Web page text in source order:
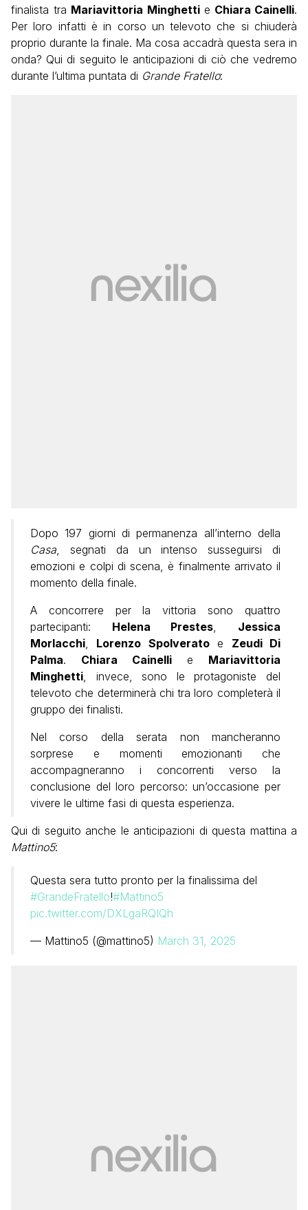
finalista tra Mariavittoria Minghettie Chiara Cainelli.
Per loro infatti è in corso un televoto che si chiuderà
proprio durante la finale. Ma cosa accadrà questa sera in
onda? Qui di seguito le anticipazioni di ciò che vedremo
durante l’ultima puntata di Grande Fratello:
Dopo 197 giorni di permanenza all’interno della
Casa , segnati da un intenso susseguirsi di
emozioni e colpi di scena, è finalmente arrivato il
momento della finale.
A concorrere per la vittoria sono quattro
partecipanti: Helena Prestes
Jessica
Morlacchi
Lorenzo Spolveratoe Zeudi Di
Palma. Chiara Cainelli e Mariavittoria
Minghetti , invece, sono le protagoniste del
televoto che determinerà chi tra loro completerà il
gruppo dei finalisti.
Nel corso della serata non mancheranno
sorprese e momenti emozionanti che
accompagneranno i concorrenti verso la
conclusione del loro percorso: un’occasione per
vivere le ultime fasi di questa esperienza.
Qui di seguito anche le anticipazioni di questa mattina a
Mattino5:
Questa sera tutto pronto per la finalissima del
#GrandeFratello!#Mattino5
pic.twitter.com/DXLgaRQIQh
— Mattino5 (@mattino5) March 31, 2025